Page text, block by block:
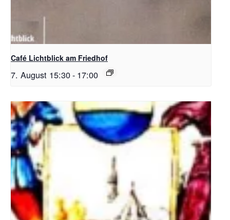
Café Lichtblick am Friedhof
7. August 15:30- 17:00